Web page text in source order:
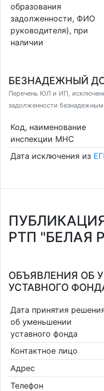
образования
задолженности, ФИО
руководителя), при
наличии
БЕЗНАДЕЖНЫЙ
Перечень ЮЛ и ИП,
задолженности
Код, наименование
инспекции МНС
Дата исключения из
РТП "БЕЛАЯ
ОБЪЯВЛЕНИЯ ОБ
УСТАВНОГО
Дата принятия
об уменьшении
уставного фонда
Контактное лицо
Адрес
Телефон